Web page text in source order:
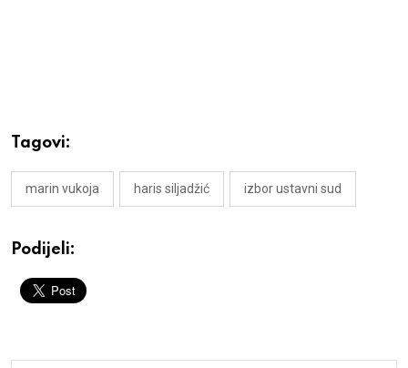
Tagovi:
marin vukoja haris siljadžić izbor ustavni sud
Podijeli: